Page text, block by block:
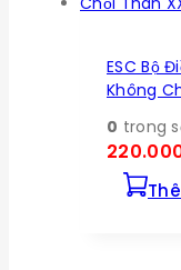
ESC Bộ
Không
0 trong